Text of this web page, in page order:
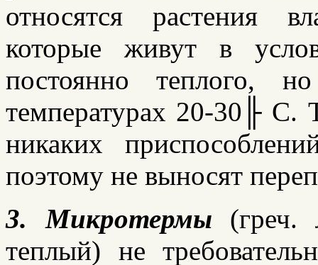
относятся растения
которые живут в
постоянно теплого,
температурах 20-30 ╟ С.
никаких
поэтому не выносят
3. Микротермы (греч.
теплый) не